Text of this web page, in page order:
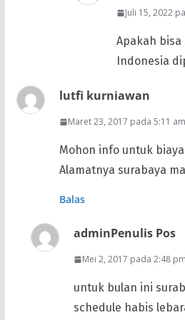
Juli 15, 2022
Apakah
Indonesia
lutfi kurniawan
Maret 23, 2017 pada 5:11 am
Mohon info untuk
Alamatnya surabaya
Balas
adminPenulis Pos
Mei 2, 2017 pada 2:48 pm
untuk bulan ini
schedule habis